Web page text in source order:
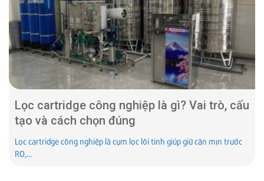
Lọc cartridge công nghiệp là gì? Vai trò, cấu
tạo và cách chọn đúng
Lọc cartridge công nghiệp là cụm lọc lõi tinh giúp giữ cặn mịn trước
RO,...